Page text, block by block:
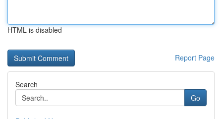
HTML is disabled
Report Page
Search
Go